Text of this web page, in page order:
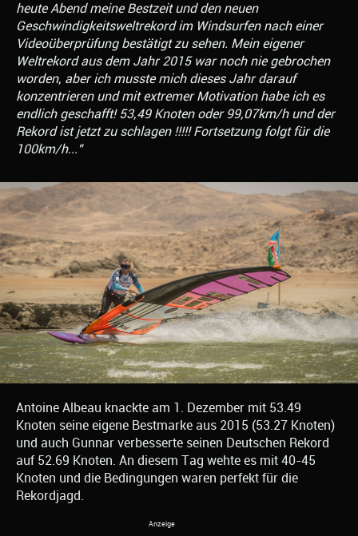
heute Abend meine Bestzeit und den neuen
Geschwindigkeitsweltrekord im Windsurfen nach einer
Videoüberprüfung bestätigt zu sehen. Mein eigener
Weltrekord aus dem Jahr 2015 war noch nie gebrochen
worden, aber ich musste mich dieses Jahr darauf
konzentrieren und mit extremer Motivation habe ich es
endlich geschafft! 53,49 Knoten oder 99,07km/h und der
Rekord ist jetzt zu schlagen !!!!! Fortsetzung folgt für die
100km/h..."
Antoine Albeau knackte am 1. Dezember mit 53.49
Knoten seine eigene Bestmarke aus 2015 (53.27 Knoten)
und auch Gunnar verbesserte seinen Deutschen Rekord
auf 52.69 Knoten. An diesem Tag wehte es mit 40-45
Knoten und die Bedingungen waren perfekt für die
Rekordjagd.